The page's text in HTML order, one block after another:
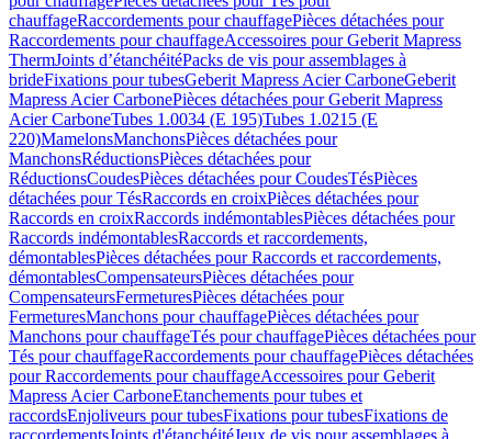
chauffageRaccordements pour chauffagePièces détachées pour
Raccordements pour chauffageAccessoires pour Geberit Mapress
ThermJoints d’étanchéitéPacks de vis pour assemblages à
brideFixations pour tubesGeberit Mapress Acier CarboneGeberit
Mapress Acier CarbonePièces détachées pour Geberit Mapress
Acier CarboneTubes 1.0034 (E 195)Tubes 1.0215 (E
220)MamelonsManchonsPièces détachées pour
ManchonsRéductionsPièces détachées pour
RéductionsCoudesPièces détachées pour CoudesTésPièces
détachées pour TésRaccords en croixPièces détachées pour
Raccords en croixRaccords indémontablesPièces détachées pour
Raccords indémontablesRaccords et raccordements,
démontablesPièces détachées pour Raccords et raccordements,
démontablesCompensateursPièces détachées pour
CompensateursFermeturesPièces détachées pour
FermeturesManchons pour chauffagePièces détachées pour
Manchons pour chauffageTés pour chauffagePièces détachées pour
Tés pour chauffageRaccordements pour chauffagePièces détachées
pour Raccordements pour chauffageAccessoires pour Geberit
Mapress Acier CarboneEtanchements pour tubes et
raccordsEnjoliveurs pour tubesFixations pour tubesFixations de
raccordementsJoints d'étanchéitéJeux de vis pour assemblages à